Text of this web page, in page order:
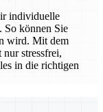
individuelle
So können Sie
wird. Mit dem
stressfrei,
in die richtigen